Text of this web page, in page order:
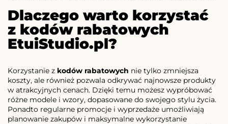
Dlaczego warto korzystać
z kodów rabatowych
EtuiStudio.pl?
Korzystanie z kodów rabatowych nie tylko zmniejsza
koszty, ale również pozwala odkrywać najnowsze produkty
w atrakcyjnych cenach. Dzięki temu możesz wypróbować
różne modele i wzory, dopasowane do swojego stylu życia.
Ponadto regularne promocje i wyprzedaże umożliwiają
planowanie zakupów i maksymalne wykorzystanie